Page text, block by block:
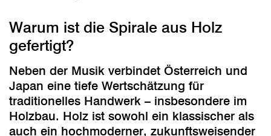
Warum ist die Spirale aus Holz
gefertigt?
Neben der Musik verbindet Österreich und
Japan eine tiefe Wertschätzung für
traditionelles Handwerk – insbesondere im
Holzbau. Holz ist sowohl ein klassischer als
auch ein hochmoderner, zukunftsweisender